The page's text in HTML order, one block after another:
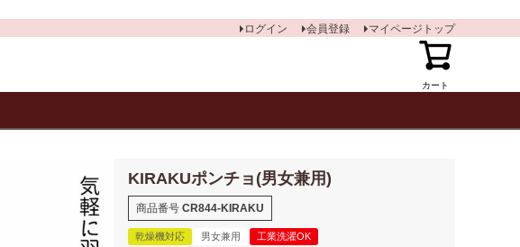
カート
ログイン 会員登録 マイページトップ
KIRAKUポンチョ(男女兼用)
商品番号 CR844-KIRAKU
乾燥機対応 男女兼用 工業洗濯OK